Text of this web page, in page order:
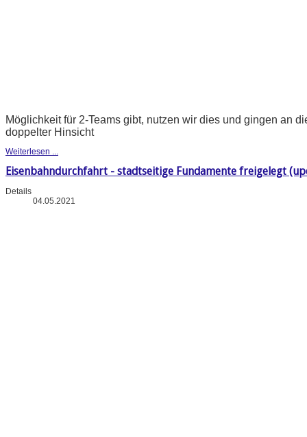
Möglichkeit für 2-Teams gibt, nutzen wir dies und gingen an
doppelter Hinsicht
Weiterlesen ...
Eisenbahndurchfahrt - stadtseitige Fundamente freigelegt
Details
04.05.2021